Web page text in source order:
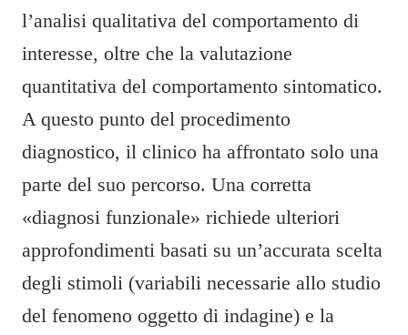
l’analisi qualitativa del comportamento di
interesse, oltre che la valutazione
quantitativa del comportamento sintomatico.
A questo punto del procedimento
diagnostico, il clinico ha affrontato solo una
parte del suo percorso. Una corretta
«diagnosi funzionale» richiede ulteriori
approfondimenti basati su un’accurata scelta
degli stimoli (variabili necessarie allo studio
del fenomeno oggetto di indagine) e la